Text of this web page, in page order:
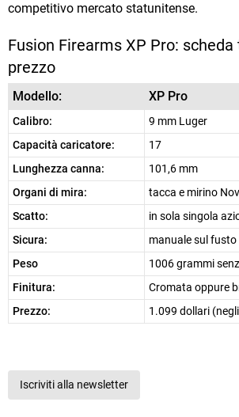
competitivo mercato statunitense.
Fusion Firearms XP Pro: scheda
prezzo
Modello: XP Pro
Calibro:
9 mm Luger
Capacità caricatore:
17
Lunghezza canna:
101,6 mm
Organi di mira:
tacca e mirino
Scatto:
in sola singola
Sicura:
manuale sul fusto
Peso
1006 grammi
Finitura:
Cromata oppure
Prezzo:
1.099 dollari
Iscriviti alla newsletter